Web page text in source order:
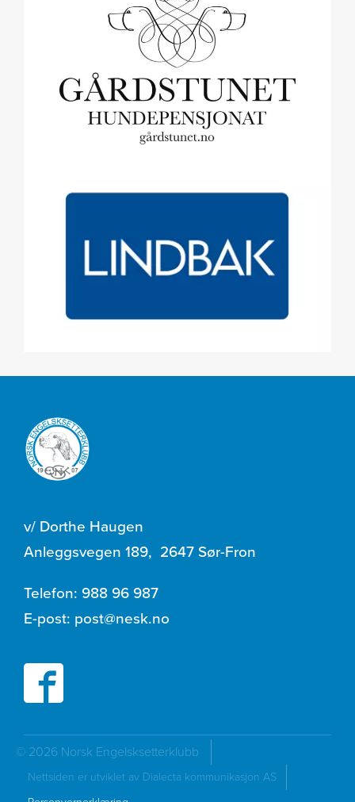
v/ Dorthe Haugen
Anleggsvegen 189, 2647 Sør-Fron
Telefon: 988 96 987
E-post: post@nesk.no
© 2026 Norsk Engelsksetterklubb
Nettsiden er utviklet av Dialecta kommunikasjon AS